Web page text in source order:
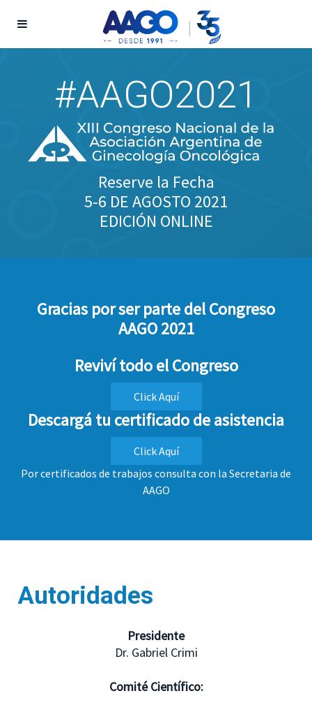
#AAGO2021
Reserve la Fecha
5-6 DE AGOSTO 2021
EDICIÓN ONLINE
Gracias por ser parte del Congreso
AAGO 2021
Reviví todo el Congreso
Click Aquí
Descargá tu certificado de asistencia
Click Aquí
Por certificados de trabajos consulta con la Secretaria de
AAGO
Autoridades
Presidente
Dr. Gabriel Crimi
Comité Científico: